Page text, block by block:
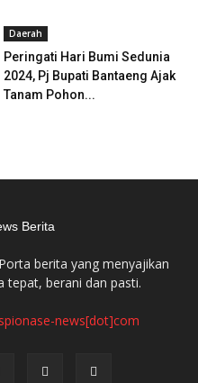
Daerah
Peringati Hari Bumi Sedunia
2024, Pj Bupati Bantaeng Ajak
Tanam Pohon...
berita yang menyajikan
tepat, berani dan pasti.
news[dot]com